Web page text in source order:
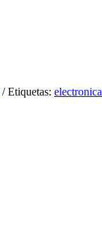
Etiquetas: electronica